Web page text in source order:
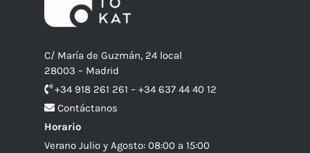
C/ María de Guzmán, 24 local
28003 – Madrid
+34 918 261 261 – +34 637 44 40 12
Contáctanos
Horario
Verano Julio y Agosto: 08:00 a 15:00